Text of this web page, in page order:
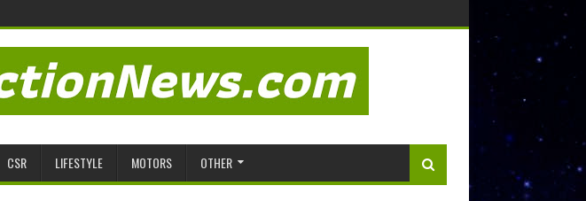
CSR LIFESTYLE MOTORS OTHER